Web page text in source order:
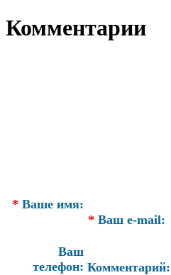
Комментарии
* Ваше имя:
* Ваш e-mail:
Ваш
телефон: Комментарий: